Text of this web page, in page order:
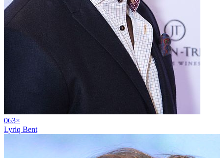
063×
Lyriq Bent